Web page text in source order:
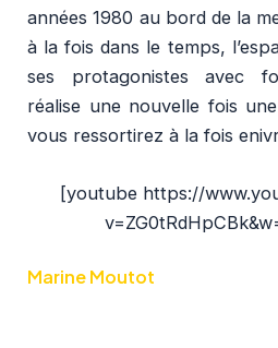
années 1980 au bord de la
à la fois dans le temps,
ses protagonistes avec
réalise une nouvelle fois
vous ressortirez à la fois
[youtube https://
Marine Moutot